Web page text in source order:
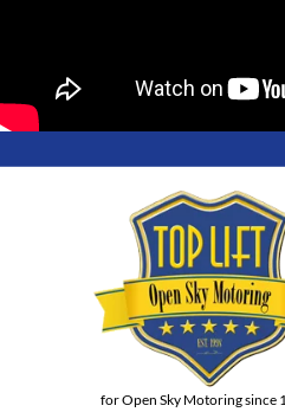
for Open Sky Motoring since